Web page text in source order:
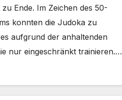
Ende. Im Zeichen des 50-
konnten die Judoka zu
aufgrund der anhaltenden
nur eingeschränkt trainieren.…